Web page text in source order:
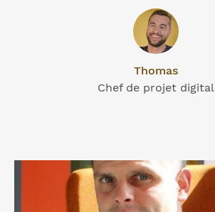
Thomas
Chef de projet digital